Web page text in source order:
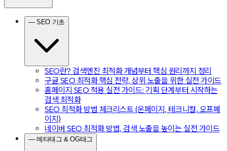
— SEO 기초
SEO란? 검색엔진 최적화 개념부터 핵심 원리까지 정리
구글 SEO 최적화 핵심 전략, 상위 노출을 위한 실전 가이드
홈페이지 SEO 적용 실전 가이드: 기획 단계부터 시작하는
검색 최적화
SEO 최적화 방법 체크리스트 (온페이지, 테크니컬, 오프페
이지)
네이버 SEO 최적화 방법, 검색 노출을 높이는 실전 가이드
— 메타태그 & OG태그